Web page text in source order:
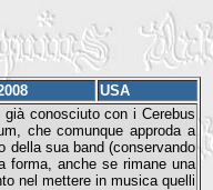
USA
conosciuto con i Cerebus
che comunque approda a
della sua band (conservando
forma, anche se rimane una
nel mettere in musica quelli